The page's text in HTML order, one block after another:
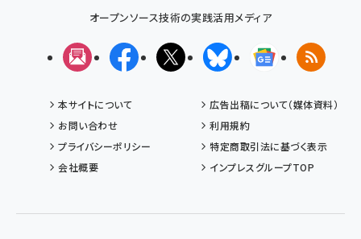
オープンソース技術の実践活用メディア
メルマガFacebookX(エックス)BlueskyGoogleニュ
RSS
本サイトについて
広告出稿について（媒体資料）
お問い合わせ
利用規約
プライバシーポリシー
特定商取引法に基づく表示
会社概要
インプレスグループTOP